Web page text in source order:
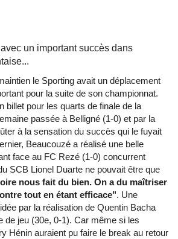
un important succès dans
le Sporting avait un déplacement
pour la suite de son championnat.
billet pour les quarts de finale de la
passée à Belligné (1-0) et par la
à la sensation du succès qui le fuyait
Beaucouzé a réalisé une belle
face au FC Rezé (1-0) concurrent
SCB Lionel Duarte ne pouvait être que
nous fait du bien. On a du maîtriser
tout en étant efficace". Une
par la réalisation de Quentin Bacha
de jeu (30e, 0-1). Car même si les
Hénin auraient pu faire le break au retour